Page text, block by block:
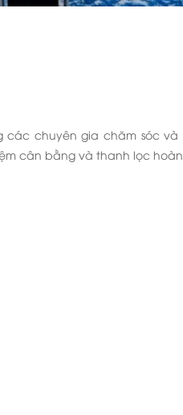
chuyên gia chăm sóc và
cân bằng và thanh lọc